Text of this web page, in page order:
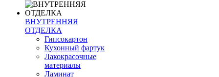
ВНУТРЕННЯЯ
ОТДЕЛКА
Гипсокартон
Кухонный фартук
Лакокрасочные
материалы
Ламинат